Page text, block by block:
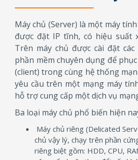
Máy chủ (Server) là một máy
được đặt IP tĩnh, có hiệu suất
Trên máy chủ được cài đặt
phần mềm chuyên dụng để
(client) trong cùng hệ thống
yêu cầu trên một mạng máy
hỗ trợ cung cấp một dịch vụ
Ba loại máy chủ phổ biến hiện
Máy chủ riêng (Delicated
chủ vậy lý, chạy trên phần
riêng biệt gồm: HDD, CPU,